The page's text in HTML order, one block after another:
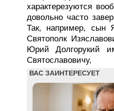
характерезуются
довольно часто
Так, например, сын
Святополк
Юрий Долгорукий
Святославовичу,